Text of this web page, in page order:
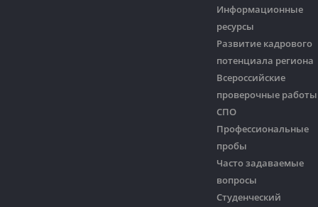
Информационные
ресурсы
Развитие кадрового
потенциала региона
Всероссийские
проверочные работы
СПО
Профессиональные
пробы
Часто задаваемые
вопросы
Студенческий